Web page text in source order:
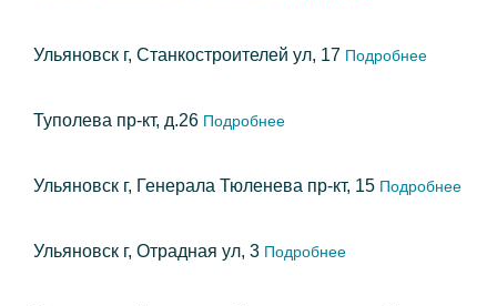
Ульяновск г, Станкостроителей ул, 17 Подробнее
Туполева пр-кт, д.26 Подробнее
Ульяновск г, Генерала Тюленева пр-кт, 15 Подробнее
Ульяновск г, Отрадная ул, 3 Подробнее